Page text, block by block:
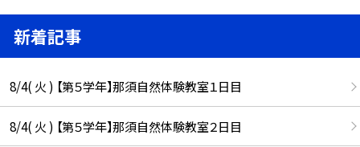
新着記事
8/4( 火 ) 【第５学年】那須自然体験教室１日目
8/4( 火 ) 【第５学年】那須自然体験教室２日目